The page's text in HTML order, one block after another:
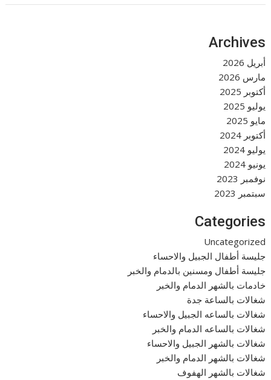
Archives
أبريل 2026
مارس 2026
أكتوبر 2025
يوليو 2025
مايو 2025
أكتوبر 2024
يوليو 2024
يونيو 2024
نوفمبر 2023
سبتمبر 2023
Categories
Uncategorized
جليسة أطفال الجبيل والاحساء
جليسة أطفال ومسنين بالدمام والخبر
خادمات بالشهر الدمام والخبر
شغالات بالساعة جدة
شغالات بالساعه الجبيل والاحساء
شغالات بالساعه الدمام والخبر
شغالات بالشهر الجبيل والاحساء
شغالات بالشهر الدمام والخبر
شغالات بالشهر الهفوف